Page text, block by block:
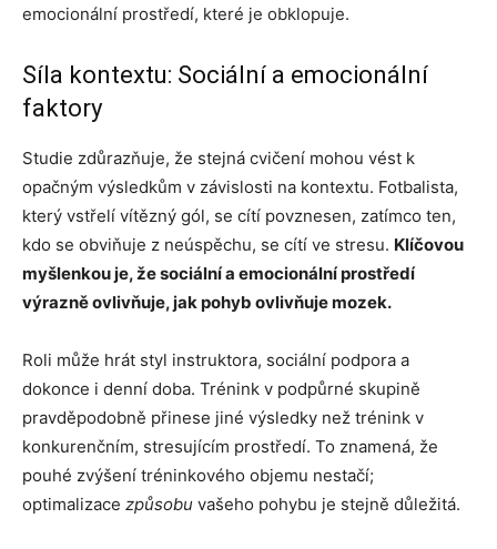
emocionální prostředí, které je obklopuje.
Síla kontextu: Sociální a emocionální
faktory
Studie zdůrazňuje, že stejná cvičení mohou vést k
opačným výsledkům v závislosti na kontextu. Fotbalista,
který vstřelí vítězný gól, se cítí povznesen, zatímco ten,
kdo se obviňuje z neúspěchu, se cítí ve stresu. Klíčovou
myšlenkou je, že sociální a emocionální prostředí
výrazně ovlivňuje, jak pohyb ovlivňuje mozek.
Roli může hrát styl instruktora, sociální podpora a
dokonce i denní doba. Trénink v podpůrné skupině
pravděpodobně přinese jiné výsledky než trénink v
konkurenčním, stresujícím prostředí. To znamená, že
pouhé zvýšení tréninkového objemu nestačí;
optimalizace způsobu vašeho pohybu je stejně důležitá.